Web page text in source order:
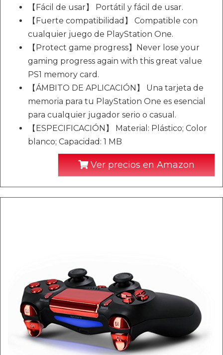
【Fácil de usar】 Portátil y fácil de usar.
【Fuerte compatibilidad】 Compatible con
cualquier juego de PlayStation One.
【Protect game progress】Never lose your
gaming progress again with this great value
PS1 memory card.
【ÁMBITO DE APLICACIÓN】 Una tarjeta de
memoria para tu PlayStation One es esencial
para cualquier jugador serio o casual.
【ESPECIFICACIÓN】 Material: Plástico; Color
blanco; Capacidad: 1 MB
Ver precios en Amazon